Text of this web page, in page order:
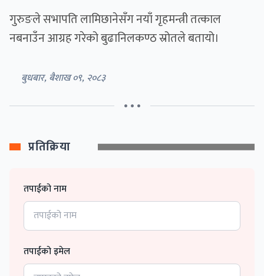
गुरुङले सभापति लामिछानेसँग नयाँ गृहमन्त्री तत्काल
नबनाउँन आग्रह गरेको बुढानिलकण्ठ स्रोतले बतायो।
बुधबार, बैशाख ०९, २०८३
• • •
प्रतिक्रिया
तपाईको नाम
तपाईको इमेल